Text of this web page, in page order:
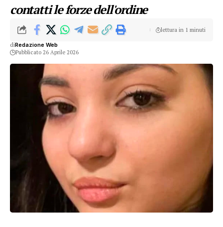
contatti le forze dell'ordine
diRedazione Web
Pubblicato 26 Aprile 2026
lettura in 1 minuti